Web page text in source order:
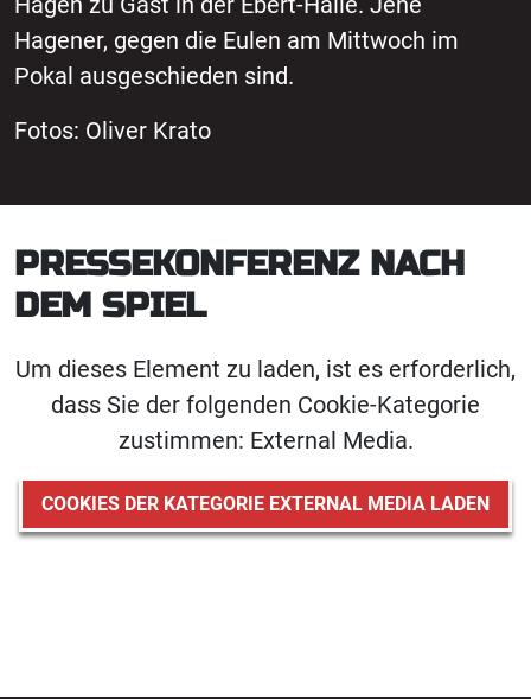
Hagener, gegen die Eulen am Mittwoch im
Pokal ausgeschieden sind.
Fotos: Oliver Krato
PRESSEKONFERENZ NACH
DEM SPIEL
Um dieses Element zu laden, ist es erforderlich,
dass Sie der folgenden Cookie-Kategorie
zustimmen: External Media.
COOKIES DER KATEGORIE EXTERNAL MEDIA LADEN